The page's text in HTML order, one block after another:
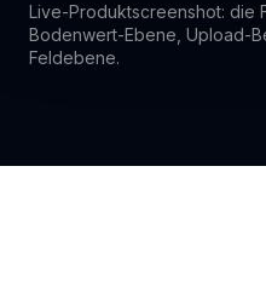
Live-Produktscreenshot: die
Bodenwert-Ebene, Upload-
Feldebene.